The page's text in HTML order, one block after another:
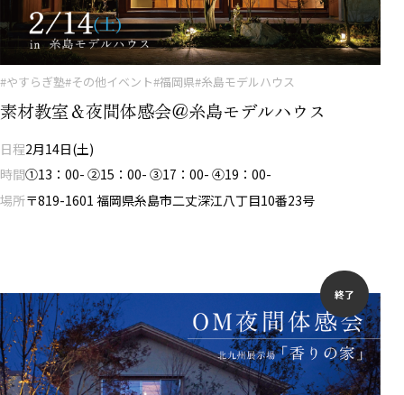
#やすらぎ塾#その他イベント#福岡県#糸島モデルハウス
素材教室＆夜間体感会＠糸島モデルハウス
日程2月14日(土)
時間①13：00- ②15：00- ③17：00- ④19：00-
場所〒819-1601 福岡県糸島市二丈深江八丁目10番23号
終了